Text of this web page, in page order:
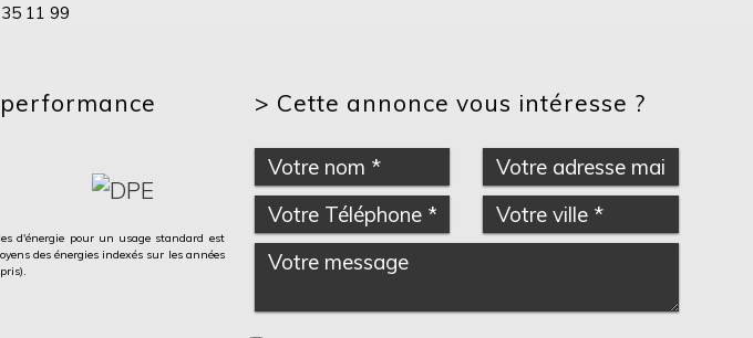
35 11 99
d'énergie pour un usage standard est
des énergies indexés sur les années
> Cette annonce vous intéresse ?